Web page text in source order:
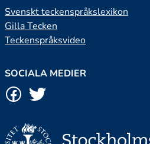
Svenskt teckenspråkslexikon
Gilla Tecken
Teckenspråksvideo
SOCIALA MEDIER